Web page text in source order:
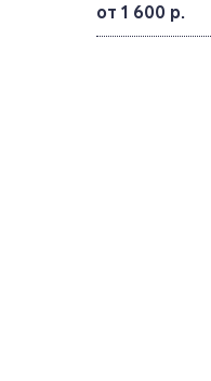
от 1 600 р.